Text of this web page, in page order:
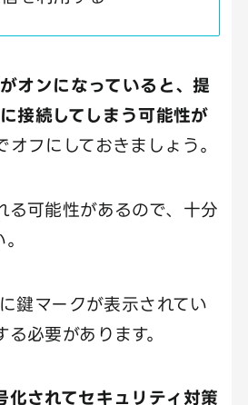
オンになっていると、提
接続してしまう可能性が
オフにしておきましょう。
る可能性があるので、十分
鍵マークが表示されてい
必要があります。
化されてセキュリティ対策